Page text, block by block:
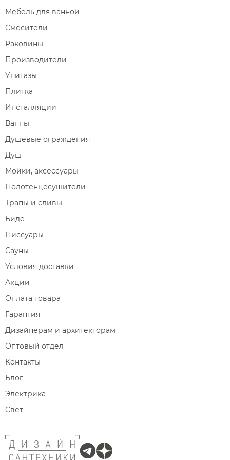
Мебель для ванной
Смесители
Раковины
Производители
Унитазы
Плитка
Инсталляции
Ванны
Душевые ограждения
Душ
Мойки, аксессуары
Полотенцесушители
Трапы и сливы
Биде
Писсуары
Сауны
Условия доставки
Акции
Оплата товара
Гарантия
Дизайнерам и архитекторам
Оптовый отдел
Контакты
Блог
Электрика
Свет